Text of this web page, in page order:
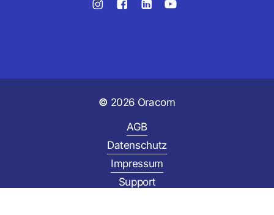
Warenkorb anzeigen
© 2026 Oracom
AGB
Datenschutz
Impressum
Support